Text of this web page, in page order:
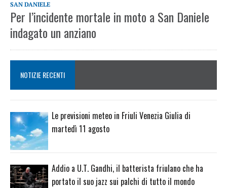
SAN DANIELE
Per l’incidente mortale in moto a San Daniele
indagato un anziano
NOTIZIE RECENTI
Le previsioni meteo in Friuli Venezia Giulia di
martedì 11 agosto
Addio a U.T. Gandhi, il batterista friulano che ha
portato il suo jazz sui palchi di tutto il mondo